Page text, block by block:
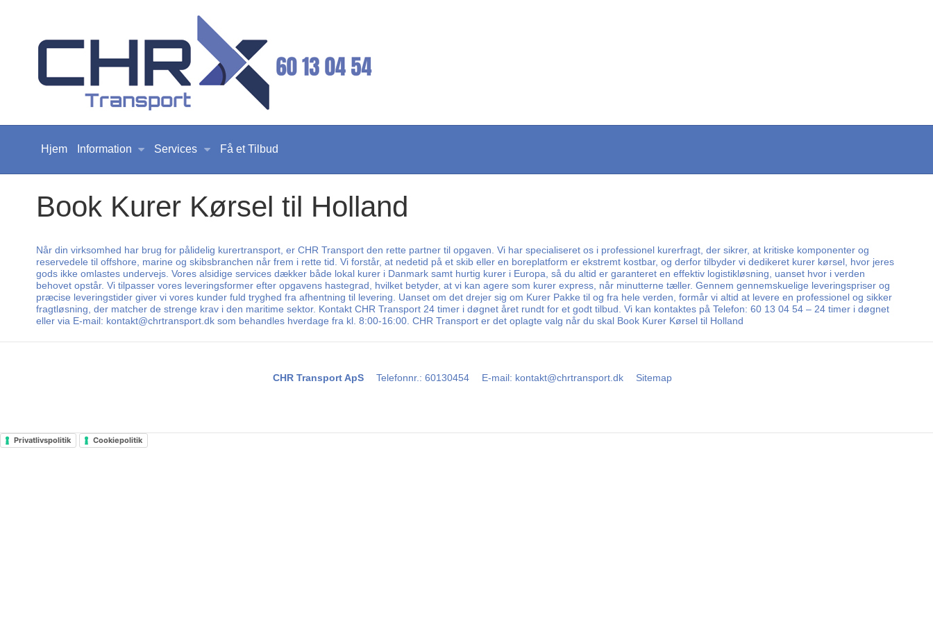
Hjem Information Services Få et Tilbud
Book Kurer Kørsel til Holland
Når din virksomhed har brug for pålidelig kurertransport, er CHR Transport den rette partner til opgaven. Vi har specialiseret os i professionel kurerfragt, der sikrer, at kritiske komponenter og
reservedele til offshore, marine og skibsbranchen når frem i rette tid. Vi forstår, at nedetid på et skib eller en boreplatform er ekstremt kostbar, og derfor tilbyder vi dedikeret kurer kørsel, hvor jeres
gods ikke omlastes undervejs. Vores alsidige services dækker både lokal kurer i Danmark samt hurtig kurer i Europa, så du altid er garanteret en effektiv logistikløsning, uanset hvor i verden
behovet opstår. Vi tilpasser vores leveringsformer efter opgavens hastegrad, hvilket betyder, at vi kan agere som kurer express, når minutterne tæller. Gennem gennemskuelige leveringspriser og
præcise leveringstider giver vi vores kunder fuld tryghed fra afhentning til levering. Uanset om det drejer sig om Kurer Pakke til og fra hele verden, formår vi altid at levere en professionel og sikker
fragtløsning, der matcher de strenge krav i den maritime sektor. Kontakt CHR Transport 24 timer i døgnet året rundt for et godt tilbud. Vi kan kontaktes på Telefon: 60 13 04 54 – 24 timer i døgnet
eller via E-mail: kontakt@chrtransport.dk som behandles hverdage fra kl. 8:00-16:00. CHR Transport er det oplagte valg når du skal Book Kurer Kørsel til Holland
CHR Transport ApS Telefonnr. : 60130454 E-mail: kontakt@chrtransport.dk Sitemap
Privatlivspolitik Cookiepolitik